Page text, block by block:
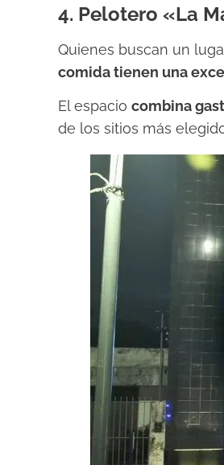
4. Pelotero «La
Quienes buscan un
comida tienen una
El espacio combina
de los sitios más